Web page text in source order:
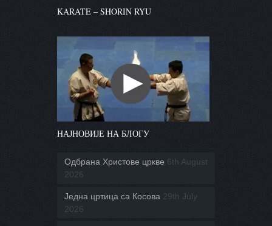
KARATE – SHORIN RYU
НАЈНОВИЈЕ НА БЛОГУ
Одбрана Христове цркве 6th August
2026
Једна цртица са Косова 29th July
2026